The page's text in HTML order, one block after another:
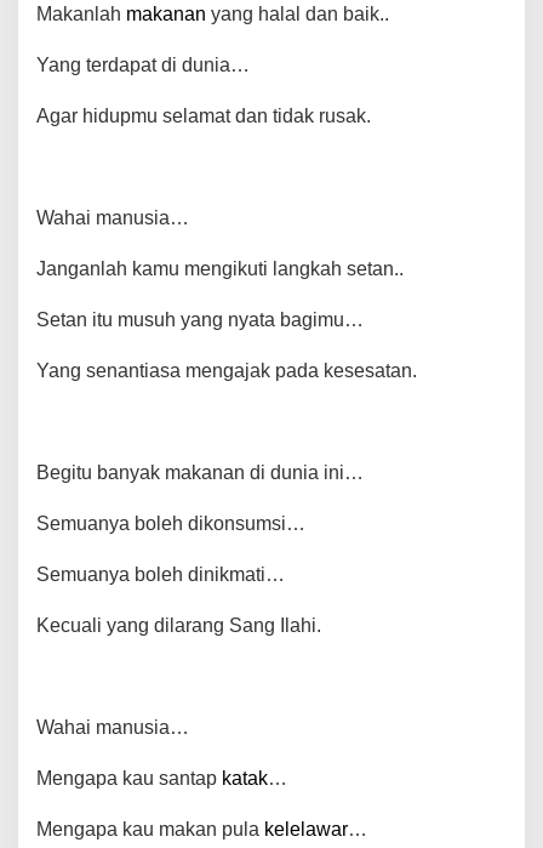
b
o
k
A st Li a
Makanlah makanan yang halal dan baik..
Yang terdapat di dunia…
Agar hidupmu selamat dan tidak rusak.
Wahai manusia…
Janganlah kamu mengikuti langkah setan..
Setan itu musuh yang nyata bagimu…
Yang senantiasa mengajak pada kesesatan.
Begitu banyak makanan di dunia ini…
Semuanya boleh dikonsumsi…
Semuanya boleh dinikmati…
Kecuali yang dilarang Sang Ilahi.
Wahai manusia…
Mengapa kau santap katak…
Mengapa kau makan pula kelelawar…